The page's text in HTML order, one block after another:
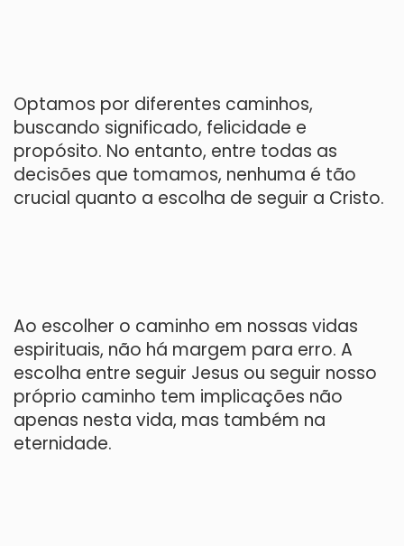
Optamos por diferentes caminhos,
buscando significado, felicidade e
propósito. No entanto, entre todas as
decisões que tomamos, nenhuma é tão
crucial quanto a escolha de seguir a Cristo.
Ao escolher o caminho em nossas vidas
espirituais, não há margem para erro. A
escolha entre seguir Jesus ou seguir nosso
próprio caminho tem implicações não
apenas nesta vida, mas também na
eternidade.